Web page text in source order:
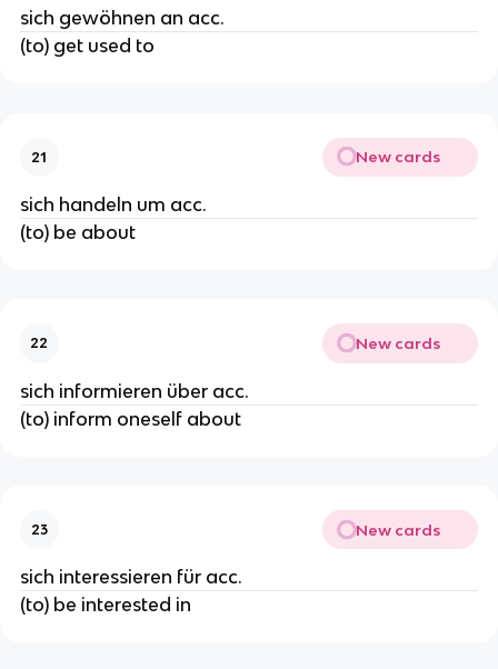
sich gewöhnen an acc.
(to) get used to
21 New cards
sich handeln um acc.
(to) be about
22 New cards
sich informieren über acc.
(to) inform oneself about
23 New cards
sich interessieren für acc.
(to) be interested in